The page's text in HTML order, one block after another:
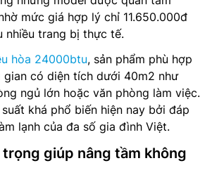
mức giá hợp lý chỉ 11.650.000đ
nhiều trang bị thực tế.
hòa 24000btu, sản phẩm phù hợp
gian có diện tích dưới 40m2 như
ngủ lớn hoặc văn phòng làm việc.
khá phổ biến hiện nay bởi đáp
lạnh của đa số gia đình Việt.
giúp nâng tầm không